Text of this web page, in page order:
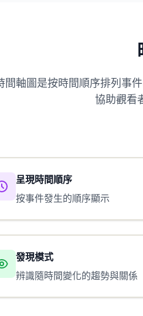
間軸圖是按時間順序排列事
協助觀看
呈現時間順序
按事件發生的順序顯示
發現模式
辨識隨時間變化的趨勢與關係